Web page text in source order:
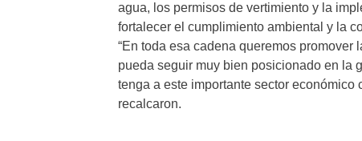
agua, los permisos de vertimiento y la
fortalecer el cumplimiento ambiental y la
“En toda esa cadena queremos
pueda seguir muy bien posicionado en la
tenga a este importante sector económico
recalcaron.